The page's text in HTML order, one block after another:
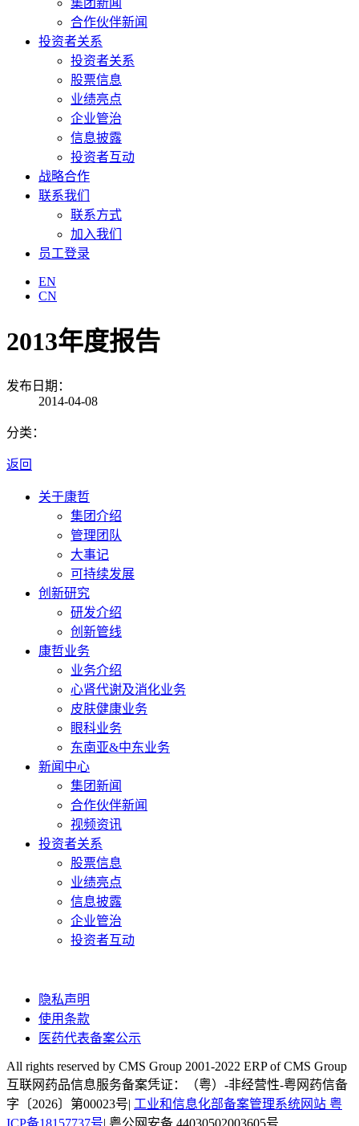
集团新闻
合作伙伴新闻
投资者关系
投资者关系
股票信息
业绩亮点
企业管治
信息披露
投资者互动
战略合作
联系我们
联系方式
加入我们
员工登录
EN
CN
2013年度报告
发布日期：
2014-04-08
分类：
返回
关于康哲
集团介绍
管理团队
大事记
可持续发展
创新研究
研发介绍
创新管线
康哲业务
业务介绍
心肾代谢及消化业务
皮肤健康业务
眼科业务
东南亚&中东业务
新闻中心
集团新闻
合作伙伴新闻
视频资讯
投资者关系
股票信息
业绩亮点
信息披露
企业管治
投资者互动
隐私声明
使用条款
医药代表备案公示
All rights reserved by CMS Group 2001-2022 ERP of CMS Group
互联网药品信息服务备案凭证：（粤）-非经营性-粤网药信备
字〔2026〕第00023号| 工业和信息化部备案管理系统网站 粤
ICP备18157737号| 粤公网安备 44030502003605号